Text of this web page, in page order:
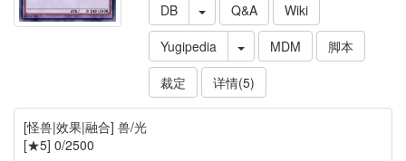
DB Q&A
Wiki
Yugipedia
MDM
脚本
裁定
详情(5)
[怪兽|效果|融合] 兽/光
[★5] 0/2500